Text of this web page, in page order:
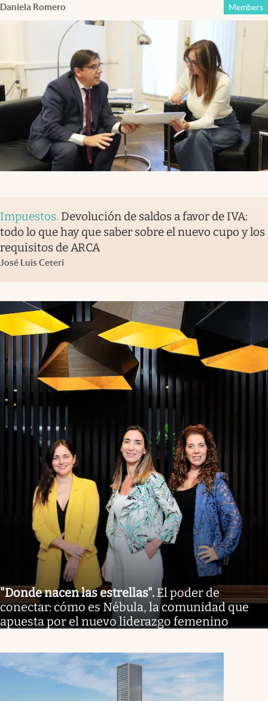
Daniela Romero Members
Impuestos. Devolución de saldos a favor de IVA:
todo lo que hay que saber sobre el nuevo cupo y los
requisitos de ARCA
José Luis Ceteri
"Donde nacen las estrellas". El poder de
conectar: cómo es Nébula, la comunidad que
apuesta por el nuevo liderazgo femenino